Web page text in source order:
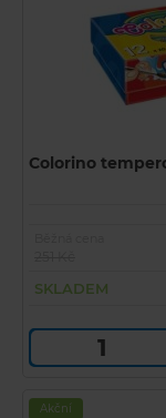
Colorino
SKLADEM
Akční